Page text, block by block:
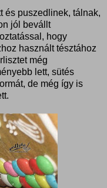
és puszedlinek, tálnak,
jól bevállt
hogy
használt tésztához
még
lett, sütés
de még így is